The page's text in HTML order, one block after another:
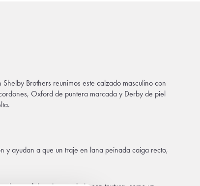
Brothers reunimos este calzado masculino con
Oxford de puntera marcada y Derby de piel
y ayudan a que un traje en lana peinada caiga recto,